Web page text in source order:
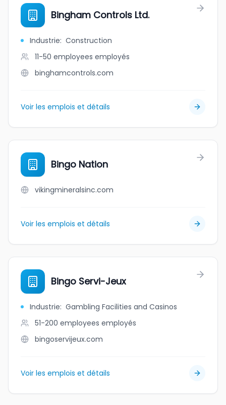
Bingham Controls Ltd.
Industrie: Construction
11-50 employees employés
binghamcontrols.com
Voir les emplois et détails
Bingo Nation
vikingmineralsinc.com
Voir les emplois et détails
Bingo Servi-Jeux
Industrie: Gambling Facilities and Casinos
51-200 employees employés
bingoservijeux.com
Voir les emplois et détails